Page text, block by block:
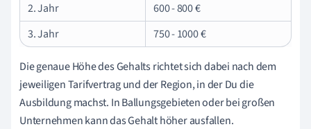
2. Jahr
600 - 800 €
3. Jahr
750 - 1000 €
Die genaue Höhe des Gehalts richtet sich dabei nach dem
jeweiligen Tarifvertrag und der Region, in der Du die
Ausbildung machst. In Ballungsgebieten oder bei großen
Unternehmen kann das Gehalt höher ausfallen.